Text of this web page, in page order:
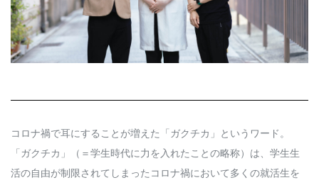
プライバシーポリシー
利用規約
運営会社
コロナ禍で耳にすることが増えた「ガクチカ」というワード。
「ガクチカ」（＝学生時代に力を入れたことの略称）は、学生生
活の自由が制限されてしまったコロナ禍において多くの就活生を